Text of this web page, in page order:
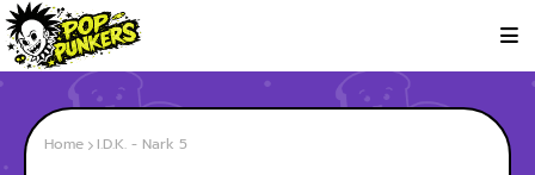
Home I.D.K. - Nark 5